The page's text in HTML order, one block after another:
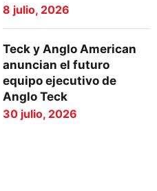
8 julio, 2026
Teck y Anglo American
anuncian el futuro
equipo ejecutivo de
Anglo Teck
30 julio, 2026